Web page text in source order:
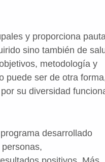
y proporciona
sino también de
metodología y
puede ser de otra
su diversidad
desarrollado